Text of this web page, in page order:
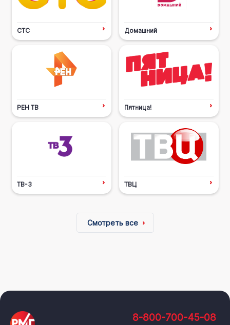
СТС Домашний
РЕН ТВ Пятница!
ТВ-3 ТВЦ
Смотреть все
8-800-700-45-08